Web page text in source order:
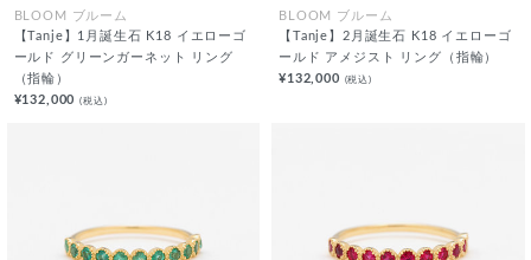
BLOOM ブルーム
【Tanje】1月誕生石 K18 イエローゴ
ールド グリーンガーネット リング
（指輪）
¥132,000(税込)
BLOOM ブルーム
【Tanje】2月誕生石 K18 イエローゴ
ールド アメジスト リング（指輪）
¥132,000 (税込)